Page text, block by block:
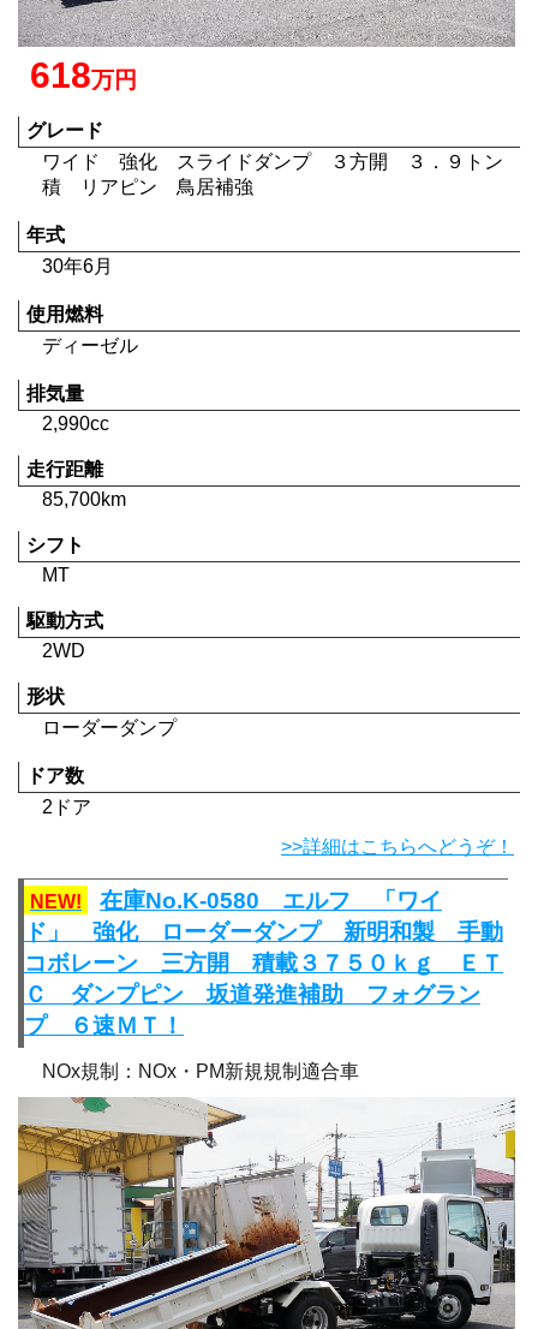
618万円
グレード
ワイド 強化 スライドダンプ ３方開 ３．９トン
積 リアピン 鳥居補強
年式
30年6月
使用燃料
ディーゼル
排気量
2,990cc
走行距離
85,700km
シフト
MT
駆動方式
2WD
形状
ローダーダンプ
ドア数
2ドア
>>詳細はこちらへどうぞ！
NEW!
在庫No.K-0580 エルフ 「ワイ
ド」 強化 ローダーダンプ 新明和製 手動
コボレーン 三方開 積載３７５０ｋｇ ＥＴ
Ｃ ダンプピン 坂道発進補助 フォグラン
プ ６速ＭＴ！
NOx規制：NOx・PM新規規制適合車